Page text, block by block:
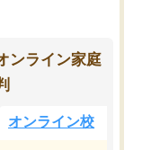
ンライン家庭
オンライン校